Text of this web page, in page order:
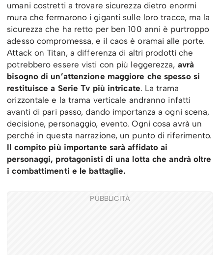
umani costretti a trovare sicurezza dietro enormi
mura che fermarono i giganti sulle loro tracce, ma la
sicurezza che ha retto per ben 100 anni è purtroppo
adesso compromessa, e il caos è oramai alle porte.
Attack on Titan, a differenza di altri prodotti che
potrebbero essere visti con più leggerezza, avrà
bisogno di un’attenzione maggiore che spesso si
restituisce a Serie Tv più intricate. La trama
orizzontale e la trama verticale andranno infatti
avanti di pari passo, dando importanza a ogni scena,
decisione, personaggio, evento. Ogni cosa avrà un
perché in questa narrazione, un punto di riferimento.
Il compito più importante sarà affidato ai
personaggi, protagonisti di una lotta che andrà oltre
i combattimenti e le battaglie.
PUBBLICITÀ